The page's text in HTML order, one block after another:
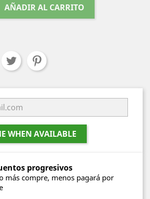
AÑADIR AL CARRITO
WHEN AVAILABLE
progresivos
más compre, menos pagará por